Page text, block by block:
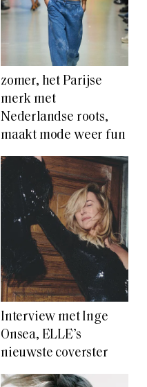
zomer, het Parijse
merk met
Nederlandse roots,
maakt mode weer fun
Interview met Inge
Onsea, ELLE’s
nieuwste coverster